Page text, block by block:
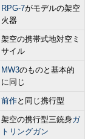
RPG-7がモデルの架空
火器
架空の携帯式地対空ミ
サイル
MW3のものと基本的
に同じ
前作と同じ携行型
架空の携行型三銃身ガ
トリングガン